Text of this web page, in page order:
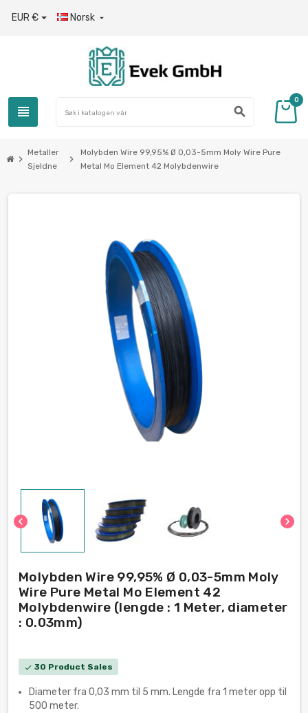
EUR € Norsk 
view_headline search
0
chevron_right
Metaller
Sjeldne
chevron_right
Molybden Wire 99,95% Ø 0,03-5mm Moly Wire Pure
Metal Mo Element 42 Molybdenwire
chevron_left chevron_right
Molybden Wire 99,95% Ø 0,03-5mm Moly
Wire Pure Metal Mo Element 42
Molybdenwire (lengde : 1 Meter, diameter
: 0.03mm)
check 30 Product Sales
Diameter fra 0,03 mm til 5 mm. Lengde fra 1 meter opp til
500 meter.